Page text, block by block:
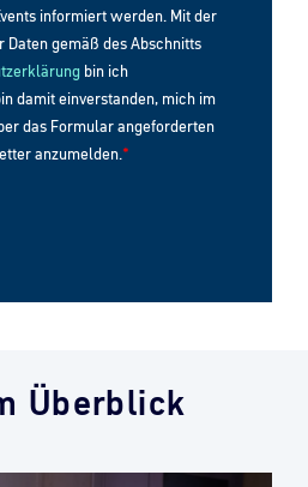
informiert werden. Mit der
Daten gemäß des Abschnitts
bin ich
damit einverstanden, mich im
das Formular angeforderten
anzumelden.*
Überblick